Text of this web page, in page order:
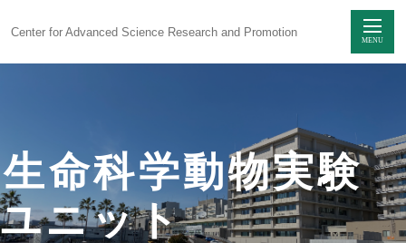
Center for Advanced Science Research and Promotion
MENU
センターについて
感染制御研究ユニット
生命科学動物実験
ユニット